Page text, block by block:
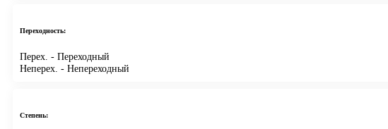
Переходность:
Перех. - Переходный
Неперех. - Непереходный
Степень: